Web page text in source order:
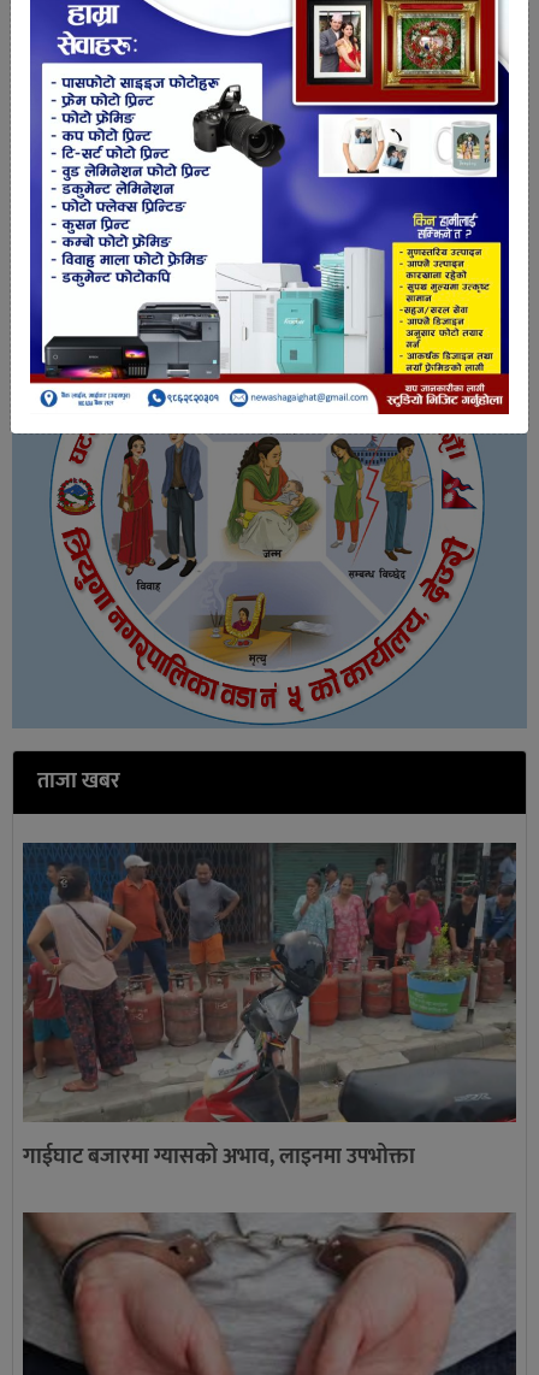
तपाईको प्रतिक्रिया
ताजा खबर
गाईघाट बजारमा ग्यासको अभाव, लाइनमा उपभोक्ता